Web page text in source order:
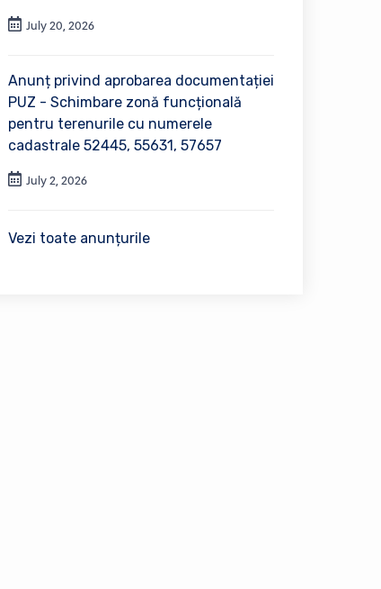
July 20, 2026
Anunț privind aprobarea documentației
PUZ - Schimbare zonă funcțională
pentru terenurile cu numerele
cadastrale 52445, 55631, 57657
July 2, 2026
Vezi toate anunțurile